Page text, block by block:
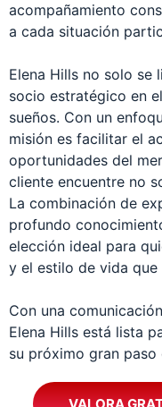
acompañamiento
a cada situación
Elena Hills no solo se
socio estratégico en
sueños. Con un
misión es facilitar el
oportunidades del
cliente encuentre no
La combinación de
profundo
elección ideal para
y el estilo de vida
Con una
Elena Hills está lista
su próximo gran